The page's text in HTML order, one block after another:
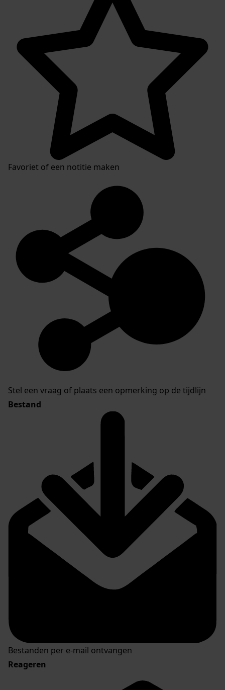
Favoriet of een notitie maken
Stel een vraag of plaats een opmerking op de tijdlijn
Bestand
Bestanden per e-mail ontvangen
Reageren